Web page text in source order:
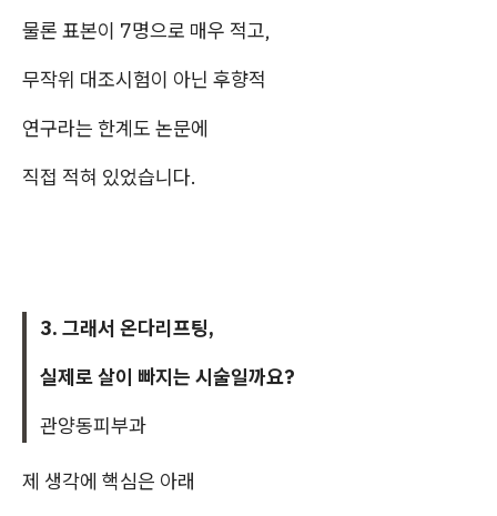
물론 표본이 7명으로 매우 적고,
무작위 대조시험이 아닌 후향적
연구라는 한계도 논문에
직접 적혀 있었습니다.
3. 그래서 온다리프팅,
실제로 살이 빠지는 시술일까요?
관양동피부과
제 생각에 핵심은 아래